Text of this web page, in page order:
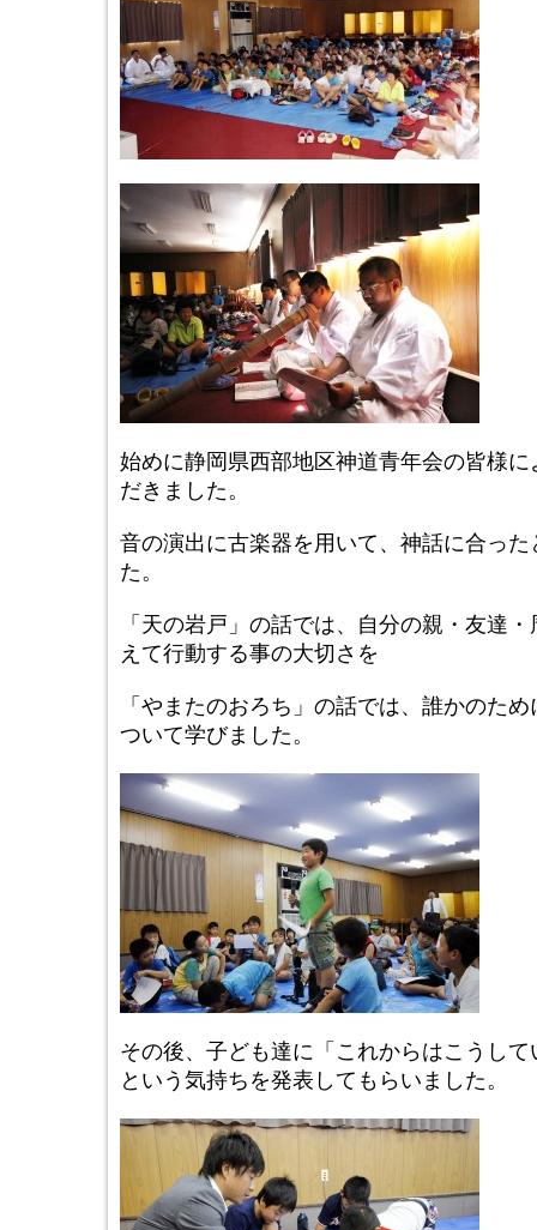
始めに静岡県西部地区神道青年会の皆様
だきました。
音の演出に古楽器を用いて、神話に合っ
た。
「天の岩戸」の話では、自分の親・友達
えて行動する事の大切さを
「やまたのおろち」の話では、誰かのた
ついて学びました。
その後、子ども達に「これからはこうし
という気持ちを発表してもらいました。